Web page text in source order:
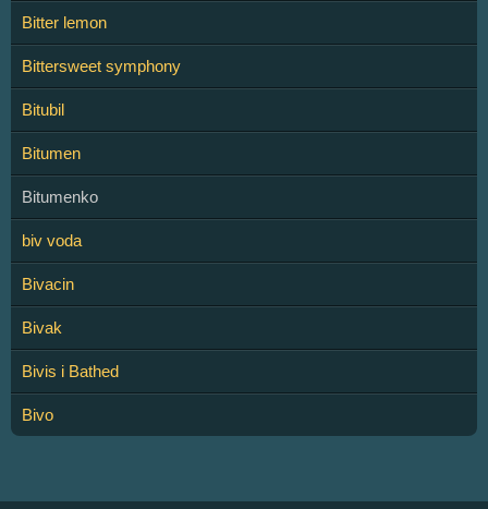
Bitter lemon
Bittersweet symphony
Bitubil
Bitumen
Bitumenko
biv voda
Bivacin
Bivak
Bivis i Bathed
Bivo